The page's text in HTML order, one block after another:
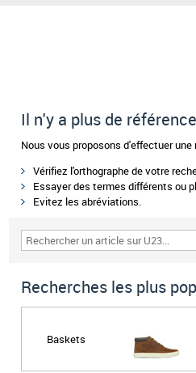
Il n'y a plus de
Nous vous proposons d'effectuer
Vérifiez l'orthographe de votre
Essayer des termes différents ou
Evitez les abréviations.
Recherches les plus
Baskets